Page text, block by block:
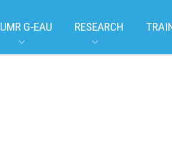
UMR G-EAU RESEARCH